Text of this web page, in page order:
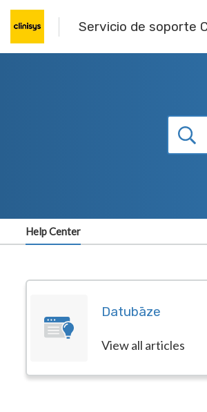
Skip to main content
Servicio de soporte
Help Center
Datubāze
View all articles